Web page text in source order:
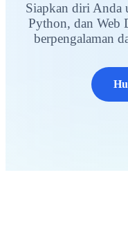
Siapkan diri Anda
Python, dan Web
berpengalaman